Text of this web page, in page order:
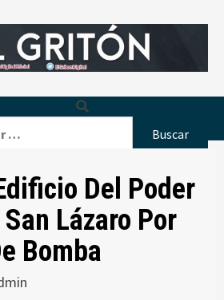
Del Poder
Lázaro Por
Bomba